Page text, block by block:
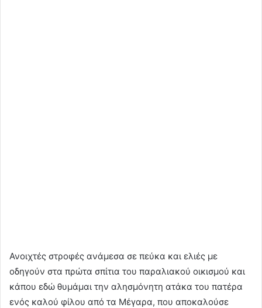
Ανοιχτές στροφές ανάμεσα σε πεύκα και ελιές με
οδηγούν στα πρώτα σπίτια του παραλιακού οικισμού και
κάπου εδώ θυμάμαι την αλησμόνητη ατάκα του πατέρα
ενός καλού φίλου από τα Μέγαρα, που αποκαλούσε